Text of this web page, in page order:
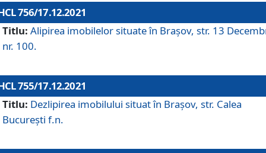
756/17.12.2021
Titlu: Alipirea imobilelor situate în Brașov, str. 13
nr. 100.
755/17.12.2021
Titlu: Dezlipirea imobilului situat în Brașov, str. Calea
București f.n.